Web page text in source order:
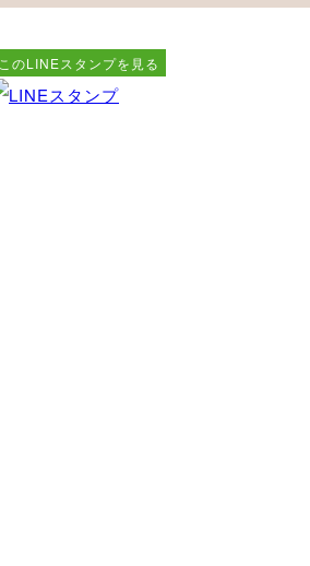
このLINEスタンプを見る